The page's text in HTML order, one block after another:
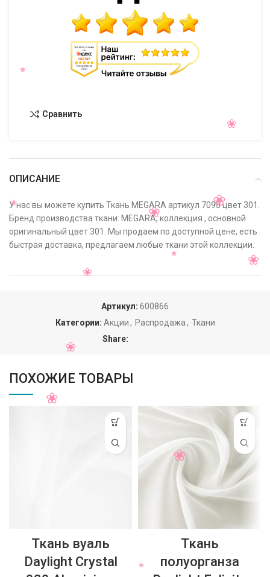
Сравнить
ОПИСАНИЕ
У нас вы можете купить Ткань MEGARA артикул 7095 цвет 301.
Бренд производства ткани: MEGARA, коллекция , основной
оригинальный цвет 301. Мы продаем по доступной цене, есть
быстрая доставка, предлагаем любые ткани этой коллекции.
Артикул: 600866
Категории: Акции, Распродажа, Ткани
Share:
ПОХОЖИЕ ТОВАРЫ
Ткань вуаль
Daylight Crystal
Ткань
полуорганза